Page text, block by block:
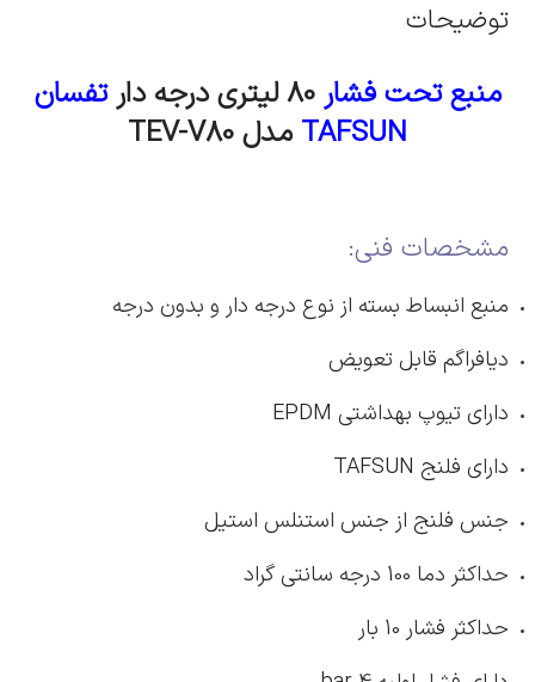
توضیحات
منبع تحت فشار 80 لیتری درجه دار
تفسان
TAFSUNمدل TEV-V80
مشخصات فنی:
منبع انبساط بسته از نوع درجه دار و بدون درجه
دیافراگم قابل تعویض
دارای تیوپ بهداشتی EPDM
دارای فلنج TAFSUN
جنس فلنج از جنس استنلس استیل
حداکثر دما 100 درجه سانتی گراد
حداکثر فشار 10 بار